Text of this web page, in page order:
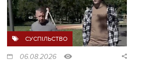
СУСПІЛЬСТВО
06.08.2026